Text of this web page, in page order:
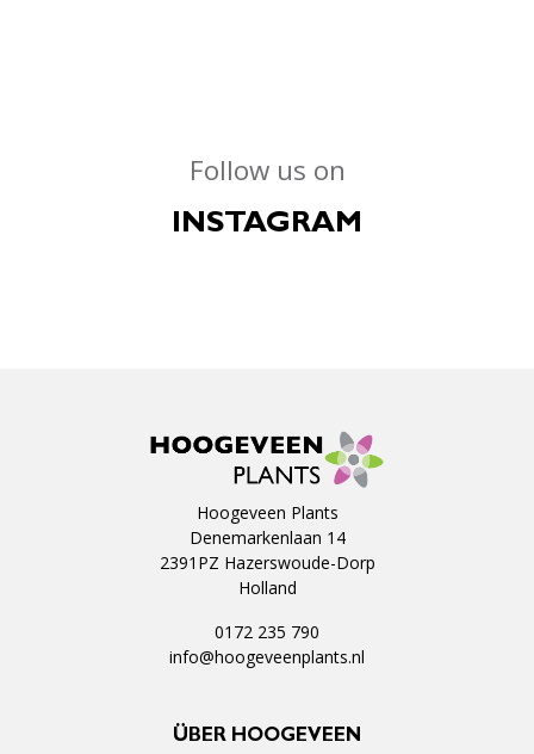
Follow us on
INSTAGRAM
Hoogeveen Plants
Denemarkenlaan 14
2391PZ Hazerswoude-Dorp
Holland
0172 235 790
info@hoogeveenplants.nl
ÜBER HOOGEVEEN